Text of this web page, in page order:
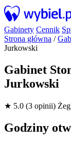
Gabinety Cennik
Strona główna /
Jurkowski
Gabinet
Jurkowski
★ 5.0 (3 opinii)
Godziny